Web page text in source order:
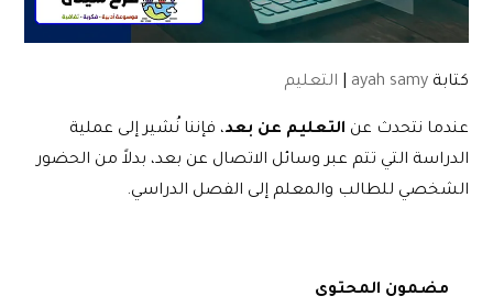
كتابة ayah samy التعليم
عندما نتحدث عن التعليم عن بعد، فإننا نُشير إلى عملية
الدراسة التي تتم عبر وسائل الاتصال عن بعد، بدلاً من الحضور
الشخصي للطالب والمعلم إلى الفصل الدراسي.
مضمون المحتوى